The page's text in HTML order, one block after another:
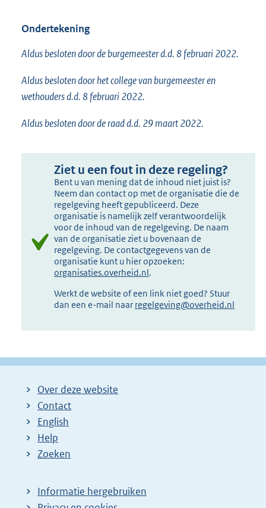
Ondertekening
Aldus besloten door de burgemeester d.d. 8 februari 2022.
Aldus besloten door het college van burgemeester en
wethouders d.d. 8 februari 2022.
Aldus besloten door de raad d.d. 29 maart 2022.
Ziet u een fout in deze regeling?
Bent u van mening dat de inhoud niet juist is?
Neem dan contact op met de organisatie die de
regelgeving heeft gepubliceerd. Deze
organisatie is namelijk zelf verantwoordelijk
voor de inhoud van de regelgeving. De naam
van de organisatie ziet u bovenaan de
regelgeving. De contactgegevens van de
organisatie kunt u hier opzoeken:
organisaties.overheid.nl.
Werkt de website of een link niet goed? Stuur
dan een e-mail naar regelgeving@overheid.nl
Over deze website
Contact
English
Help
Zoeken
Informatie hergebruiken